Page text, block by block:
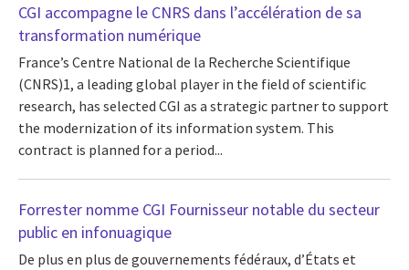
CGI accompagne le CNRS dans l’accélération de sa
transformation numérique
France’s Centre National de la Recherche Scientifique
(CNRS)1, a leading global player in the field of scientific
research, has selected CGI as a strategic partner to support
the modernization of its information system. This
contract is planned for a period...
Forrester nomme CGI Fournisseur notable du secteur
public en infonuagique
De plus en plus de gouvernements fédéraux, d’États et